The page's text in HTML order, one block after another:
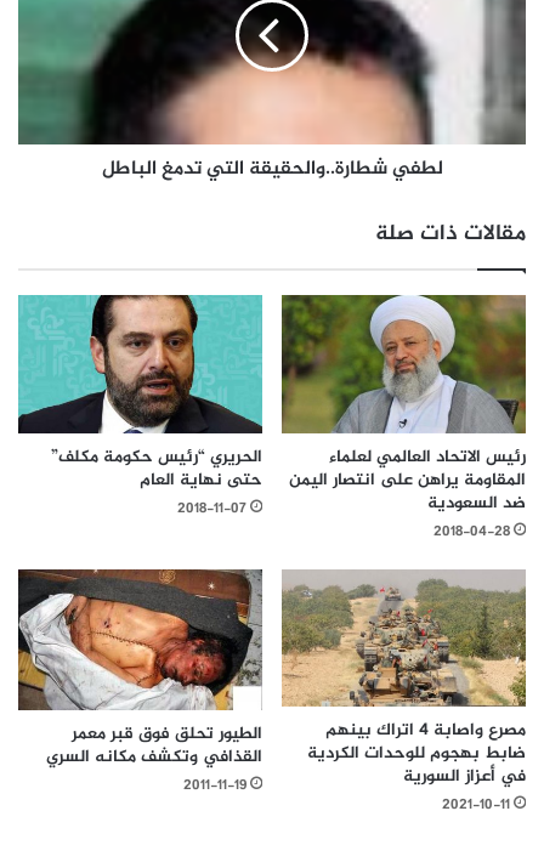
لطفي شطارة..والحقيقة التي تدمغ الباطل
مقالات ذات صلة
رئيس الاتحاد العالمي لعلماء
المقاومة يراهن على انتصار اليمن
ضد السعودية
2018-04-28
الحريري “رئيس حكومة مكلف”
حتى نهاية العام
2018-11-07
مصرع واصابة 4 اتراك بينهم
ضابط بهجوم للوحدات الكردية
في أعزاز السورية
2021-10-11
الطيور تحلق فوق قبر معمر
القذافي وتكشف مكانه السري
2011-11-19